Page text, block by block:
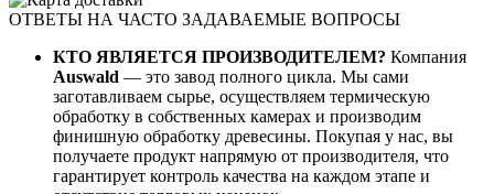
ОТВЕТЫ НА ЧАСТО ЗАДАВАЕМЫЕ ВОПРОСЫ
КТО ЯВЛЯЕТСЯ ПРОИЗВОДИТЕЛЕМ? Компания
Auswald — это завод полного цикла. Мы сами
заготавливаем сырье, осуществляем термическую
обработку в собственных камерах и производим
финишную обработку древесины. Покупая у нас, вы
получаете продукт напрямую от производителя, что
гарантирует контроль качества на каждом этапе и